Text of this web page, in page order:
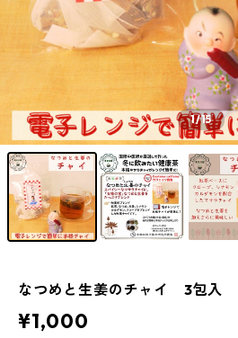
1/15
なつめと生姜のチャイ 3包入
¥1,000